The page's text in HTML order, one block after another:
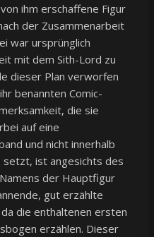
ihm erschaffene Figur
der Zusammenarbeit
war ursprünglich
mit dem Sith-Lord zu
dieser Plan verworfen
benannten Comic-
die sie
auf eine
und nicht innerhalb
setzt, ist angesichts des
der Hauptfigur
gut erzählte
die enthaltenen ersten
erzählen. Dieser